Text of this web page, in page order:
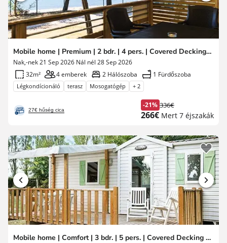
Mobile home | Premium | 2 bdr. | 4 pers. | Covered Decking | A/C
Nak,-nek 21 Sep 2026 Nál nél 28 Sep 2026
32m²
4 emberek 2 Hálószoba 1 Fürdőszoba
Légkondícionáló terasz Mosogatógép + 2
27€ hűség cica
-21%
Korábbi
díj
336€
Új
266€ Mert 7 éjszakák
Mobile home | Comfort | 3 bdr. | 5 pers. | Covered Decking | A/C